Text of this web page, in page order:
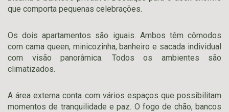
que comporta pequenas celebrações.
Os dois apartamentos são iguais. Ambos têm cômodos
com cama queen, minicozinha, banheiro e sacada individual
com visão panorâmica. Todos os ambientes são
climatizados.
A área externa conta com vários espaços que possibilitam
momentos de tranquilidade e paz. O fogo de chão, bancos